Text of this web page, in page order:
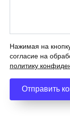
Нажимая на
согласие на
политику